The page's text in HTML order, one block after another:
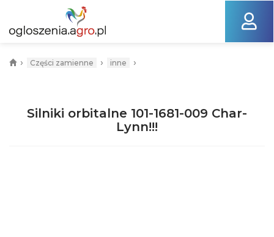
› Części zamienne › inne ›
Silniki orbitalne 101-1681-009 Char-
Lynn!!!